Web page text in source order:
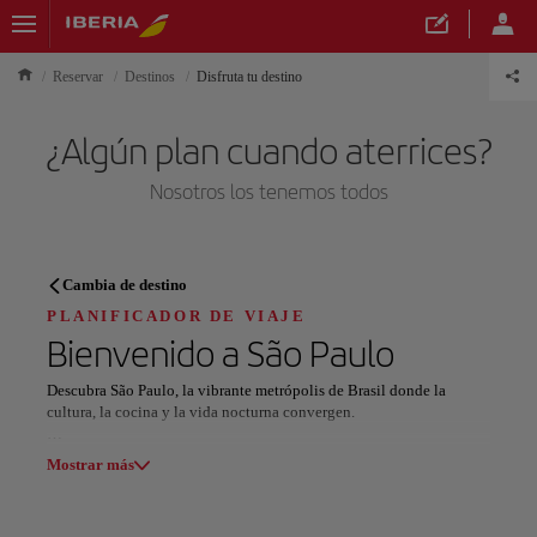
Reservar Destinos Disfruta tu destino
¿Algún plan cuando aterrices?
Nosotros los tenemos todos
PLANIFICADOR DE VIAJE
Descubre tu próximo destino
Nuestros destinos
Cambia de destino
PLANIFICADOR DE VIAJE
Bienvenido a São Paulo
Descubra São Paulo, la vibrante metrópolis de Brasil donde la
cultura, la cocina y la vida nocturna convergen.
Comience su viaje en Ibirapuera Park, un oasis urbano que ofrece
Mostrar más